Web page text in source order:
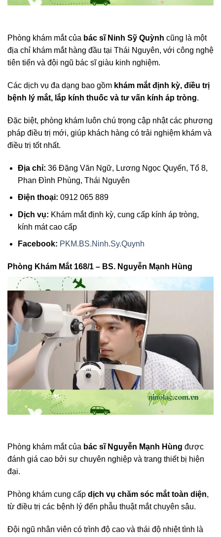
Phòng khám mắt của bác sĩ Ninh Sỹ Quỳnh cũng là một
địa chỉ khám mắt hàng đầu tại Thái Nguyên, với công nghệ
tiên tiến và đội ngũ bác sĩ giàu kinh nghiệm.
Các dịch vụ đa dạng bao gồm khám mắt định kỳ, điều trị
bệnh lý mắt, lắp kính thuốc và tư vấn kính áp tròng.
Đặc biệt, phòng khám luôn chú trọng cập nhật các phương
pháp điều trị mới, giúp khách hàng có trải nghiệm khám và
điều trị tốt nhất.
Địa chỉ: 36 Đặng Văn Ngữ, Lương Ngọc Quyến, Tổ 8,
Phan Đình Phùng, Thái Nguyên
Điện thoại: 0912 065 889
Dịch vụ: Khám mắt định kỳ, cung cấp kính áp tròng,
kính mát cao cấp
Facebook: PKM.BS.Ninh.Sy.Quynh
Phòng Khám Mắt 168/1 – BS. Nguyễn Mạnh Hùng
Phòng khám mắt của bác sĩ Nguyễn Mạnh Hùng được
đánh giá cao bởi sự chuyên nghiệp và trang thiết bị hiện
đại.
Phòng khám cung cấp dịch vụ chăm sóc mắt toàn diện,
từ điều trị các bệnh lý đến phẫu thuật mắt chuyên sâu.
Đội ngũ nhân viên có trình độ cao và thái độ nhiệt tình là